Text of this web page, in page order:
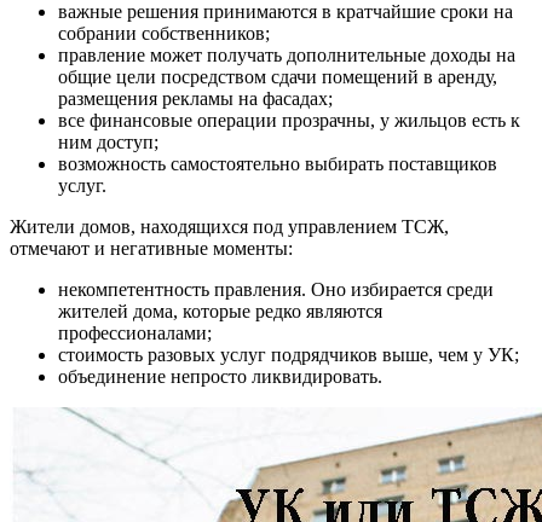
важные решения принимаются в кратчайшие сроки на
собрании собственников;
правление может получать дополнительные доходы на
общие цели посредством сдачи помещений в аренду,
размещения рекламы на фасадах;
все финансовые операции прозрачны, у жильцов есть к
ним доступ;
возможность самостоятельно выбирать поставщиков
услуг.
Жители домов, находящихся под управлением ТСЖ,
отмечают и негативные моменты:
некомпетентность правления. Оно избирается среди
жителей дома, которые редко являются
профессионалами;
стоимость разовых услуг подрядчиков выше, чем у УК;
объединение непросто ликвидировать.